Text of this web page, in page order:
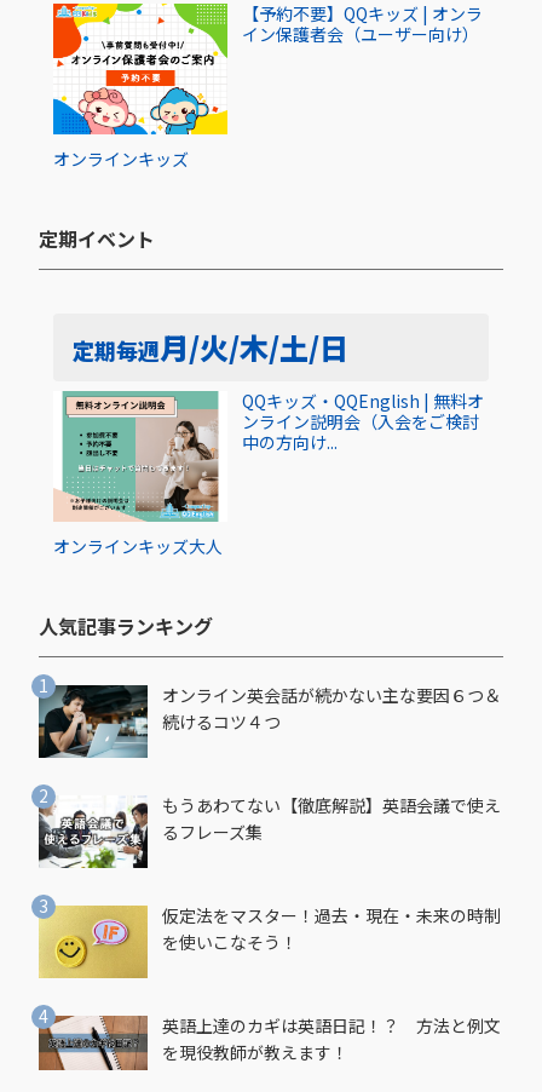
オンラインキッズ
【予約不要】QQキッズ | オンラ
イン保護者会（ユーザー向け）
定期イベント​
定期毎週月/火/木/土/日
オンラインキッズ大人
QQキッズ・QQEnglish | 無料オ
ンライン説明会（入会をご検討
中の方向け...
人気記事ランキング​
オンライン英会話が続かない主な要因６つ＆
続けるコツ４つ
もうあわてない【徹底解説】英語会議で使え
るフレーズ集
仮定法をマスター！過去・現在・未来の時制
を使いこなそう！
英語上達のカギは英語日記！？ 方法と例文
を現役教師が教えます！